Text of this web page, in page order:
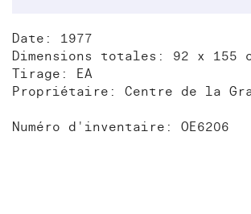
Date: 1977
Dimensions totales: 92 x 155
Tirage: EA
Propriétaire: Centre de la
Numéro d'inventaire: OE6206